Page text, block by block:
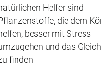
Helfer sind
die dem
besser mit Stress
und das
finden.